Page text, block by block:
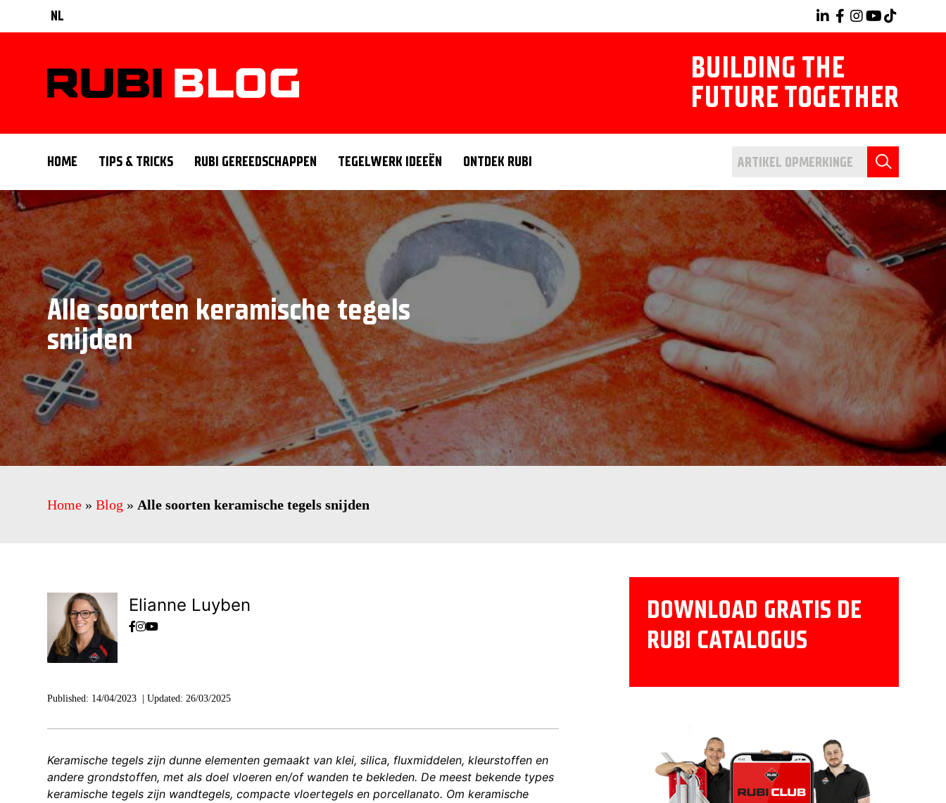
NL
BUILDING THE
FUTURE TOGETHER
HOME TIPS & TRICKS RUBI GEREEDSCHAPPEN TEGELWERK IDEEËN ONTDEK RUBI
Alle soorten keramische tegels
snijden
Home » Blog » Alle soorten keramische tegels snijden
Elianne Luyben
Published: 14/04/2023 Updated: 26/03/2025
Keramische tegels zijn dunne elementen gemaakt van klei, silica, fluxmiddelen, kleurstoffen en
andere grondstoffen, met als doel vloeren en/of wanden te bekleden. De meest bekende types
keramische tegels zijn wandtegels, compacte vloertegels en porcellanato. Om keramische
DOWNLOAD GRATIS DE
RUBI CATALOGUS